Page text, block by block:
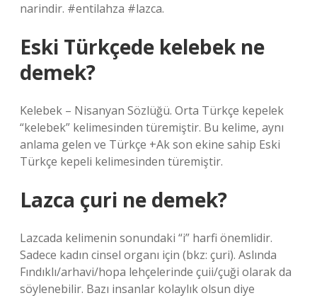
narindir. #entilahza #lazca.
Eski Türkçede kelebek ne
demek?
Kelebek – Nisanyan Sözlüğü. Orta Türkçe kepelek
“kelebek” kelimesinden türemiştir. Bu kelime, aynı
anlama gelen ve Türkçe +Ak son ekine sahip Eski
Türkçe kepeli kelimesinden türemiştir.
Lazca çuri ne demek?
Lazcada kelimenin sonundaki “i” harfi önemlidir.
Sadece kadın cinsel organı için (bkz: çuri). Aslında
Fındıklı/arhavi/hopa lehçelerinde çuii/çuği olarak da
söylenebilir. Bazı insanlar kolaylık olsun diye